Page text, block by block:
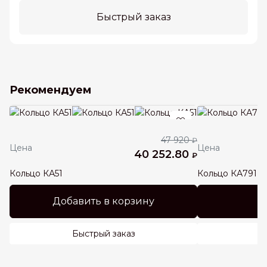
Быстрый заказ
Рекомендуем
Цена
47 920₽
40 252.80 ₽
Кольцо КА51
Добавить в корзину
Быстрый заказ
Цена
Кольцо КА791